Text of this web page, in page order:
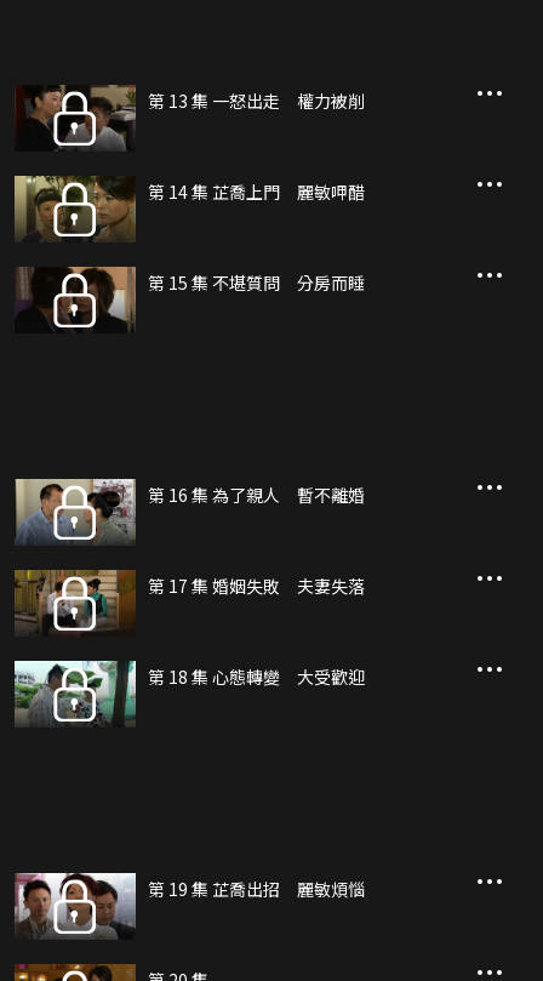
第 13 集 一怒出走 權力被削
第 14 集 芷喬上門 麗敏呷醋
第 15 集 不堪質問 分房而睡
第 16 集 為了親人 暫不離婚
第 17 集 婚姻失敗 夫妻失落
第 18 集 心態轉變 大受歡迎
第 19 集 芷喬出招 麗敏煩惱